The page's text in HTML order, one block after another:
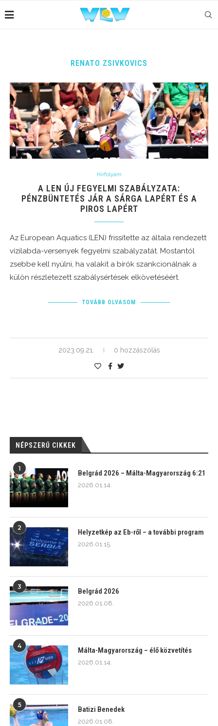
RENATO ZSIVKOVICS
Hírfolyam
A LEN ÚJ FEGYELMI SZABÁLYZATA:
PÉNZBÜNTETÉS JÁR A SÁRGA LAPÉRT ÉS A
PIROS LAPÉRT
Az European Aquatics (LEN) frissítette az általa rendezett
vízilabda-versenyek fegyelmi szabályzatát. Mostantól
zsebbe kell nyúlni, ha valakit a bírók szankcionálnak a
külön részletezett szabálysértések elkövetéséért.
TOVÁBB OLVASOM
2023.09.21. 0 hozzászólás
NÉPSZERŰ CIKKEK
1
Belgrád 2026 – Málta-Magyarország 6:21
2026.01.14.
2
Helyzetkép az Eb-ről – a további program
2026.01.15.
3
Belgrád 2026
2026.01.08.
4
Málta-Magyarország – élő közvetítés
2026.01.14.
5
Batizi Benedek
2026.01.08.